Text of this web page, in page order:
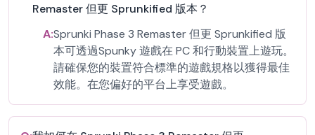
Remaster 但更 Sprunkified 版本？
A:Sprunki Phase 3 Remaster 但更 Sprunkified 版
本可透過Spunky 遊戲在 PC 和行動裝置上遊玩。
請確保您的裝置符合標準的遊戲規格以獲得最佳
效能。在您偏好的平台上享受遊戲。